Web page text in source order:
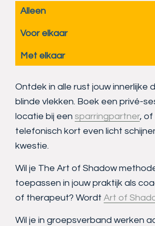
Alleen
Voor elkaar
Met elkaar
Ontdek in alle rust jouw innerlijke
blinde vlekken. Boek een privé-
locatie bij een sparringpartner, of
telefonisch kort even licht
kwestie.
Wil je The Art of Shadow
toepassen in jouw praktijk als
of therapeut? Wordt Art of
Wil je in groepsverband werken